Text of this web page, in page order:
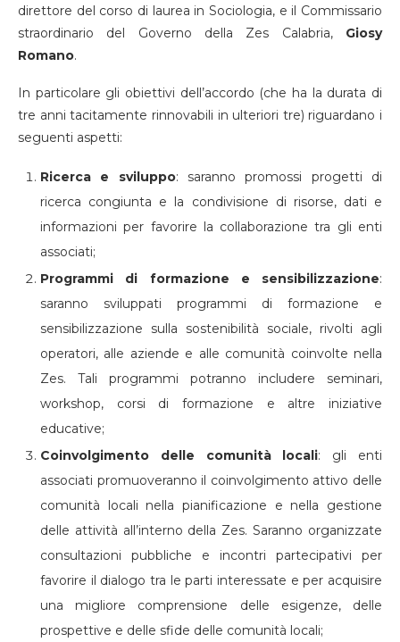
direttore del corso di laurea in Sociologia, e il Commissario
straordinario del Governo della Zes Calabria, Giosy
Romano.
In particolare gli obiettivi dell’accordo (che ha la durata di
tre anni tacitamente rinnovabili in ulteriori tre) riguardano i
seguenti aspetti:
Ricerca e sviluppo: saranno promossi progetti di
ricerca congiunta e la condivisione di risorse, dati e
informazioni per favorire la collaborazione tra gli enti
associati;
Programmi di formazione e sensibilizzazione:
saranno sviluppati programmi di formazione e
sensibilizzazione sulla sostenibilità sociale, rivolti agli
operatori, alle aziende e alle comunità coinvolte nella
Zes. Tali programmi potranno includere seminari,
workshop, corsi di formazione e altre iniziative
educative;
Coinvolgimento delle comunità locali: gli enti
associati promuoveranno il coinvolgimento attivo delle
comunità locali nella pianificazione e nella gestione
delle attività all’interno della Zes. Saranno organizzate
consultazioni pubbliche e incontri partecipativi per
favorire il dialogo tra le parti interessate e per acquisire
una migliore comprensione delle esigenze, delle
prospettive e delle sfide delle comunità locali;